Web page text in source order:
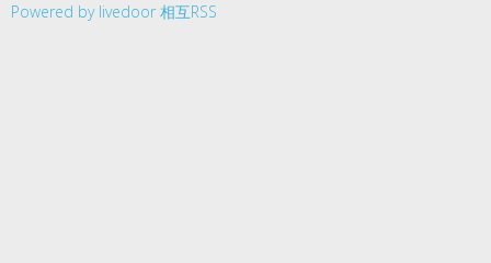
Powered by livedoor 相互RSS